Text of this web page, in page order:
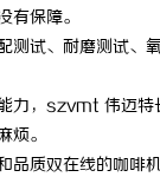
有保障。
测试、耐磨测试
力，szvmt 伟迈
烦。
品质双在线的咖